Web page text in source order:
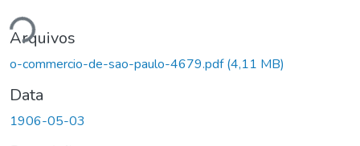
Arquivos
o-commercio-de-sao-paulo-4679.pdf(4,11 MB)
Data
1906-05-03